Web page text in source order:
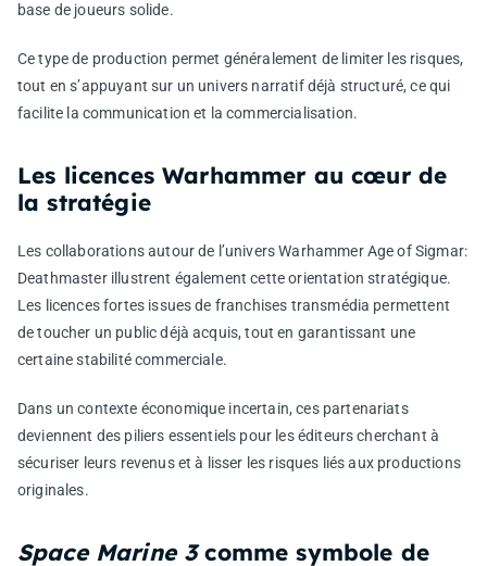
base de joueurs solide.
Ce type de production permet généralement de limiter les risques,
tout en s’appuyant sur un univers narratif déjà structuré, ce qui
facilite la communication et la commercialisation.
Les licences Warhammer au cœur de
la stratégie
Les collaborations autour de l’universWarhammer Age of Sigmar:
Deathmasterillustrent également cette orientation stratégique.
Les licences fortes issues de franchises transmédia permettent
de toucher un public déjà acquis, tout en garantissant une
certaine stabilité commerciale.
Dans un contexte économique incertain, ces partenariats
deviennent des piliers essentiels pour les éditeurs cherchant à
sécuriser leurs revenus et à lisser les risques liés aux productions
originales.
Space Marine 3comme symbole de